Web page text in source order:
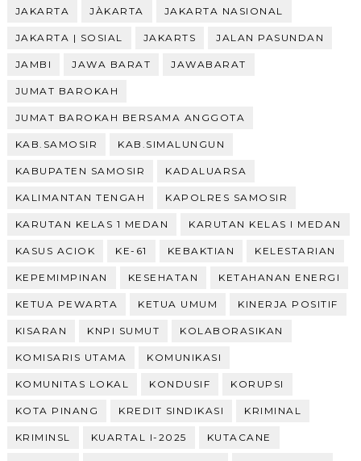
JAKARTA JÀKARTA JAKARTA NASIONAL
JAKARTA | SOSIAL JAKARTS JALAN PASUNDAN
JAMBI JAWA BARAT JAWABARAT
JUMAT BAROKAH
JUMAT BAROKAH BERSAMA ANGGOTA
KAB.SAMOSIR KAB.SIMALUNGUN
KABUPATEN SAMOSIR KADALUARSA
KALIMANTAN TENGAH KAPOLRES SAMOSIR
KARUTAN KELAS 1 MEDAN KARUTAN KELAS I MEDAN
KASUS ACIOK KE-61 KEBAKTIAN KELESTARIAN
KEPEMIMPINAN KESEHATAN KETAHANAN ENERGI
KETUA PEWARTA KETUA UMUM KINERJA POSITIF
KISARAN KNPI SUMUT KOLABORASIKAN
KOMISARIS UTAMA KOMUNIKASI
KOMUNITAS LOKAL KONDUSIF KORUPSI
KOTA PINANG KREDIT SINDIKASI KRIMINAL
KRIMINSL KUARTAL I-2025 KUTACANE